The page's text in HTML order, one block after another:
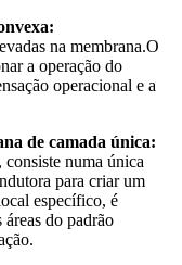
na membrana.O
a operação do
operacional e a
de camada única:
numa única
para criar um
específico, é
áreas do padrão